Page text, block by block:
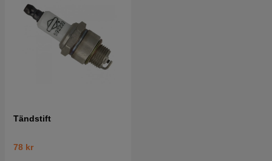
Tändstift
78 kr